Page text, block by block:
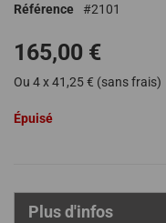
de
Galerie
Référence 2101
165,00 €
Ou 4 x 41,25 € (sans frais)
Épuisé
Plus d'infos